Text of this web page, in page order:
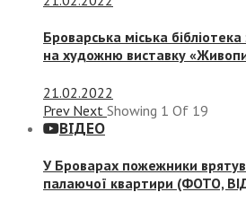
Броварська міська
на художню виставку
21.02.2022
Prev Next Showing 1 Of 19
ВІДЕО
У Броварах пожежники
палаючої квартири (ФОТО,